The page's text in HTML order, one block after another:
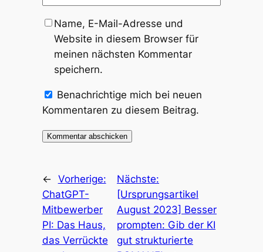
Name, E-Mail-Adresse und
Website in diesem Browser für
meinen nächsten Kommentar
speichern.
Benachrichtige mich bei neuen
Kommentaren zu diesem Beitrag.
← Vorherige:
ChatGPT-
Mitbewerber
PI: Das Haus,
das Verrückte
Nächste:
[Ursprungsartikel
August 2023] Besser
prompten: Gib der KI
gut strukturierte